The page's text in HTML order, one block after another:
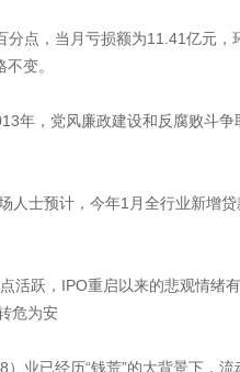
点，当月亏损额为11.41亿元，
变。
年，党风廉政建设和反腐败斗
人士预计，今年1月全行业新增
活跃，IPO重启以来的悲观情绪
危为安
业已经历“钱荒”的大背景下，